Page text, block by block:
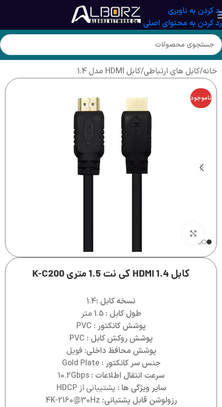
رد کردن به ناوبری
رد کردن به محتوای اصلی
خانه/کابل های ارتباطی/کابل HDMI مدل 1.4
ناموجود
کابل 1.4 HDMI کی نت 1.5 متری K-C200
نسخه کابل :1.4
طول کابل : 1.5 متر
پوشش کانکتور :
پوشش روکش کابل :
پوشش محافظ داخلی: فویل
جنس سر کانکتور :
سرعت انتقال اطلاعات :10.2Gbps
سایر ویژگی ها : پشتیبانی از HDCP
رزولوشن قابل پشتیانی: